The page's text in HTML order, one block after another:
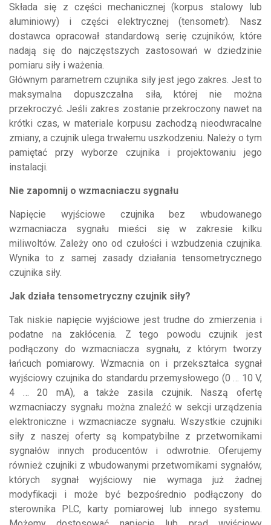
Składa się z części mechanicznej (korpus stalowy lub
aluminiowy) i części elektrycznej (tensometr). Nasz
dostawca opracował standardową serię czujników, które
nadają się do najczęstszych zastosowań w dziedzinie
pomiaru siły i ważenia.
Głównym parametrem czujnika siły jest jego zakres. Jest to
maksymalna dopuszczalna siła, której nie można
przekroczyć. Jeśli zakres zostanie przekroczony nawet na
krótki czas, w materiale korpusu zachodzą nieodwracalne
zmiany, a czujnik ulega trwałemu uszkodzeniu. Należy o tym
pamiętać przy wyborze czujnika i projektowaniu jego
instalacji.
Nie zapomnij o wzmacniaczu sygnału
Napięcie wyjściowe czujnika bez wbudowanego
wzmacniacza sygnału mieści się w zakresie kilku
miliwoltów. Zależy ono od czułości i wzbudzenia czujnika.
Wynika to z samej zasady działania tensometrycznego
czujnika siły.
Jak działa tensometryczny czujnik siły?
Tak niskie napięcie wyjściowe jest trudne do zmierzenia i
podatne na zakłócenia. Z tego powodu czujnik jest
podłączony do wzmacniacza sygnału, z którym tworzy
łańcuch pomiarowy. Wzmacnia on i przekształca sygnał
wyjściowy czujnika do standardu przemysłowego (0 … 10 V,
4 … 20 mA), a także zasila czujnik. Naszą ofertę
wzmacniaczy sygnału można znaleźć w sekcji urządzenia
elektroniczne i wzmacniacze sygnału. Wszystkie czujniki
siły z naszej oferty są kompatybilne z przetwornikami
sygnałów innych producentów i odwrotnie. Oferujemy
również czujniki z wbudowanymi przetwornikami sygnałów,
których sygnał wyjściowy nie wymaga już żadnej
modyfikacji i może być bezpośrednio podłączony do
sterownika PLC, karty pomiarowej lub innego systemu.